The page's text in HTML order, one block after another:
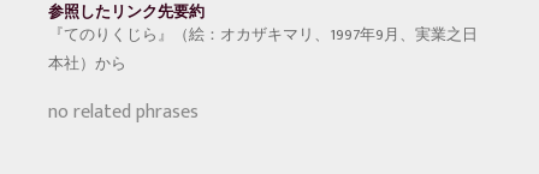
参照したリンク先要約
『てのりくじら』（絵：オカザキマリ、1997年9月、実業之日
本社）から
no related phrases